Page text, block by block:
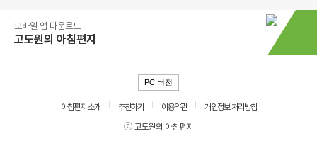
모바일 앱 다운로드
고도원의 아침편지
PC 버전
아침편지 소개 추천하기 이용약관
개인정보 처리방침
ⓒ 고도원의 아침편지